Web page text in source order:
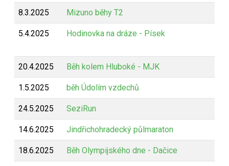
8.3.2025 Mizuno běhy T2
5.4.2025 Hodinovka na dráze - Písek
20.4.2025 Běh kolem Hluboké - MJK
1.5.2025 běh Údolím vzdechů
24.5.2025 SeziRun
14.6.2025 Jindřichohradecký půlmaraton
18.6.2025 Běh Olympijského dne - Dačice